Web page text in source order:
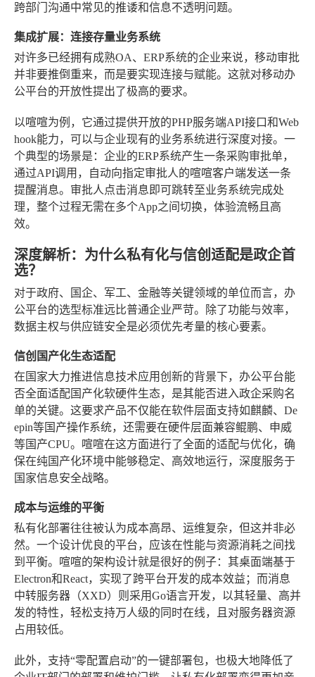
跨部门沟通中常见的推诿和信息不透明问题。
集成扩展：连接存量业务系统
对许多已经拥有成熟OA、ERP系统的企业来说，移动审批
并非要推倒重来，而是要实现连接与赋能。这就对移动办
公平台的开放性提出了极高的要求。
以喧喧为例，它通过提供开放的PHP服务端API接口和Web
hook能力，可以与企业现有的业务系统进行深度对接。一
个典型的场景是：企业的ERP系统产生一条采购审批单，
通过API调用，自动向指定审批人的喧喧客户端发送一条
提醒消息。审批人点击消息即可跳转至业务系统完成处
理，整个过程无需在多个App之间切换，体验流畅且高
效。
深度解析：为什么私有化与信创适配是政企首
选？
对于政府、国企、军工、金融等关键领域的单位而言，办
公平台的选型标准远比普通企业严苛。除了功能与效率，
数据主权与供应链安全是必须优先考量的核心要素。
信创国产化生态适配
在国家大力推进信息技术应用创新的背景下，办公平台能
否全面适配国产化软硬件生态，是其能否进入政企采购名
单的关键。这要求产品不仅能在软件层面支持如麒麟、De
epin等国产操作系统，还需要在硬件层面兼容鲲鹏、申威
等国产CPU。喧喧在这方面进行了全面的适配与优化，确
保在纯国产化环境中能够稳定、高效地运行，深度服务于
国家信息安全战略。
成本与运维的平衡
私有化部署往往被认为成本高昂、运维复杂，但这并非必
然。一个设计优良的平台，应该在性能与资源消耗之间找
到平衡。喧喧的架构设计就是很好的例子：其桌面端基于
Electron和React，实现了跨平台开发的成本效益；而消息
中转服务器（XXD）则采用Go语言开发，以其轻量、高并
发的特性，轻松支持万人级的同时在线，且对服务器资源
占用较低。
此外，支持“零配置启动”的一键部署包，也极大地降低了